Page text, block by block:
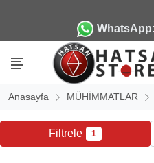
Anasayfa MÜHİMMATLAR
Filtrele 1